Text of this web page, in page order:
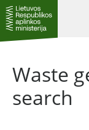
Waste
search